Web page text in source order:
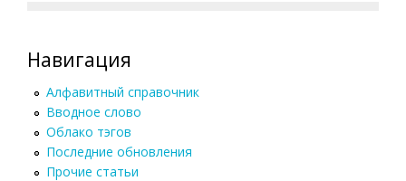
Навигация
Алфавитный справочник
Вводное слово
Облако тэгов
Последние обновления
Прочие статьи